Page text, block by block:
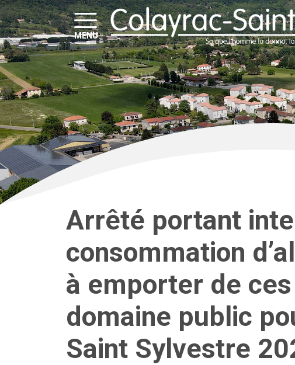
MENU
Arrêté portant
consommation
à emporter de
domaine public
Saint Sylvestre